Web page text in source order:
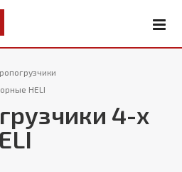
HELI
4-х